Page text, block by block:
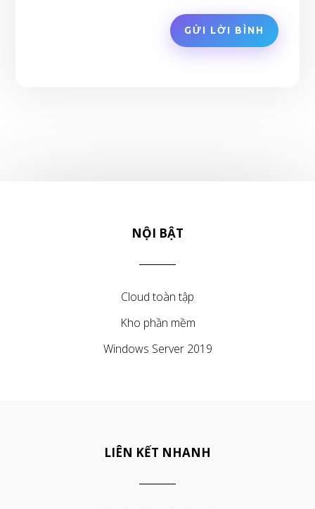
GỬI LỜI BÌNH
NỘI BẬT
Cloud toàn tập
Kho phần mềm
Windows Server 2019
LIÊN KẾT NHANH